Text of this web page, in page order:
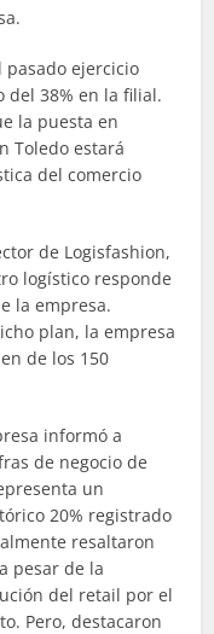
ejercicio
del 38% en la filial.
la puesta en
Toledo estará
del comercio
de Logisfashion,
logístico responde
la empresa.
plan, la empresa
de los 150
informó a
de negocio de
un
20% registrado
resaltaron
pesar de la
del retail por el
Pero, destacaron